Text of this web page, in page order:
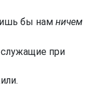
бы нам ничем
при